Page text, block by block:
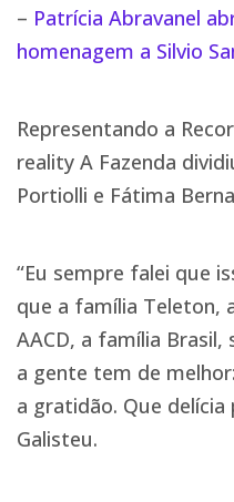
– Patrícia Abravanel
homenagem a Silvio
Representando a
reality A Fazenda
Portiolli e Fátima
“Eu sempre falei que
que a família Teleton,
AACD, a família
a gente tem de
a gratidão. Que
Galisteu.